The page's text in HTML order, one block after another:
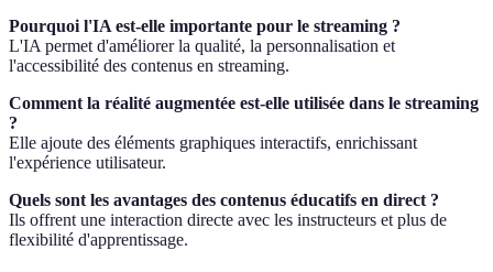
Pourquoi l'IA est-elle importante pour le streaming ?
L'IA permet d'améliorer la qualité, la personnalisation et
l'accessibilité des contenus en streaming.
Comment la réalité augmentée est-elle utilisée dans le streaming
?
Elle ajoute des éléments graphiques interactifs, enrichissant
l'expérience utilisateur.
Quels sont les avantages des contenus éducatifs en direct ?
Ils offrent une interaction directe avec les instructeurs et plus de
flexibilité d'apprentissage.